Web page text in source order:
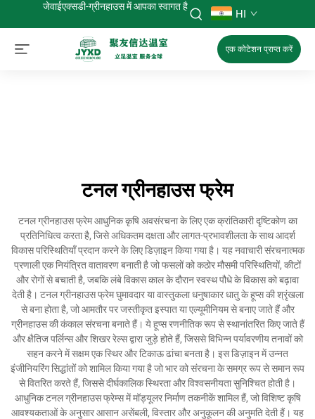
जेवाईएक्सडी-ग्रीनहाउस में आपका स्वागत है
HI
एक कोटेशन प्राप्त करें
टनल ग्रीनहाउस फ्रेम
टनल ग्रीनहाउस फ्रेम आधुनिक कृषि अवसंरचना के लिए एक क्रांतिकारी दृष्टिकोण का
प्रतिनिधित्व करता है, जिसे अधिकतम दक्षता और लागत-प्रभावशीलता के साथ आदर्श
विकास परिस्थितियाँ प्रदान करने के लिए डिज़ाइन किया गया है। यह नवाचारी संरचनात्मक
प्रणाली एक नियंत्रित वातावरण बनाती है जो फसलों को कठोर मौसमी परिस्थितियों, कीटों
और रोगों से बचाती है, जबकि लंबे विकास काल के दौरान स्वस्थ पौधे के विकास को बढ़ावा
देती है। टनल ग्रीनहाउस फ्रेम घुमावदार या वास्तुकला धनुषाकार धातु के हूप्स की श्रृंखला
से बना होता है, जो आमतौर पर जस्तीकृत इस्पात या एल्यूमीनियम से बनाए जाते हैं और
ग्रीनहाउस की कंकाल संरचना बनाते हैं। ये हूप्स रणनीतिक रूप से स्थानांतरित किए जाते हैं
और क्षैतिज पर्लिन्स और शिखर रेल्स द्वारा जुड़े होते हैं, जिससे विभिन्न पर्यावरणीय तनावों को
सहन करने में सक्षम एक स्थिर और टिकाऊ ढांचा बनता है। इस डिज़ाइन में उन्नत
इंजीनियरिंग सिद्धांतों को शामिल किया गया है जो भार को संरचना के समग्र रूप से समान रूप
से वितरित करते हैं, जिससे दीर्घकालिक स्थिरता और विश्वसनीयता सुनिश्चित होती है।
आधुनिक टनल ग्रीनहाउस फ्रेम्स में मॉड्यूलर निर्माण तकनीकें शामिल हैं, जो विशिष्ट कृषि
आवश्यकताओं के अनुसार आसान असेंबली, विस्तार और अनुकूलन की अनुमति देती हैं। यह